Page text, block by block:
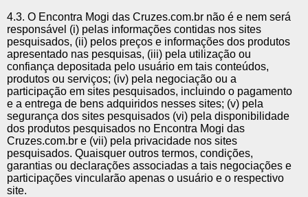
4.3. O Encontra Mogi das Cruzes.com.br não é e nem será
responsável (i) pelas informações contidas nos sites
pesquisados, (ii) pelos preços e informações dos produtos
apresentado nas pesquisas, (iii) pela utilização ou
confiança depositada pelo usuário em tais conteúdos,
produtos ou serviços; (iv) pela negociação ou a
participação em sites pesquisados, incluindo o pagamento
e a entrega de bens adquiridos nesses sites; (v) pela
segurança dos sites pesquisados (vi) pela disponibilidade
dos produtos pesquisados no Encontra Mogi das
Cruzes.com.br e (vii) pela privacidade nos sites
pesquisados. Quaisquer outros termos, condições,
garantias ou declarações associadas a tais negociações e
participações vincularão apenas o usuário e o respectivo
site.